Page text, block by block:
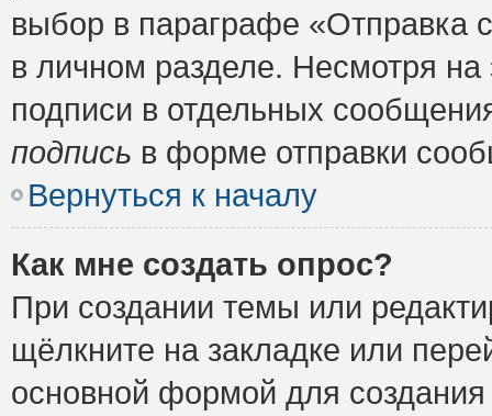
выбор в параграфе «Отправка
в личном разделе. Несмотря
подписи в отдельных
подпись в форме отправки
Вернуться к началу
Как мне создать опрос?
При создании темы или
щёлкните на закладке или
основной формой для